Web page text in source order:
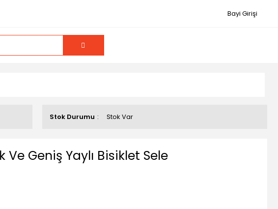
Bayi Girişi
Stok Durumu Stok Var
Geniş Yaylı Bisiklet Sele